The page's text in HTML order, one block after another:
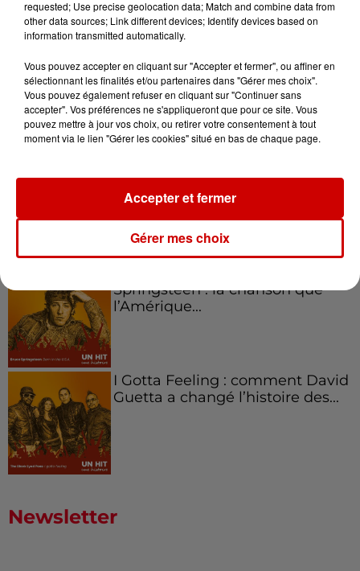
Podcasts Voir plus
emblématique de
l'entrepreneuriat féminin
Canada et accueillir les bleus à
Boston,...
Springsteen : la chanson que
l’Amérique...
I Gotta Feeling : comment David
Guetta a changé l’histoire des...
Newsletter
requested; Use precise geolocation data; Match and combine data from
other data sources; Link different devices; Identify devices based on
information transmitted automatically.
Vous pouvez accepter en cliquant sur "Accepter et fermer", ou affiner en
sélectionnant les finalités et/ou partenaires dans "Gérer mes choix".
Vous pouvez également refuser en cliquant sur "Continuer sans
accepter". Vos préférences ne s'appliqueront que pour ce site. Vous
pouvez mettre à jour vos choix, ou retirer votre consentement à tout
moment via le lien "Gérer les cookies" situé en bas de chaque page.
Gérer mes choix
Accepter et fermer